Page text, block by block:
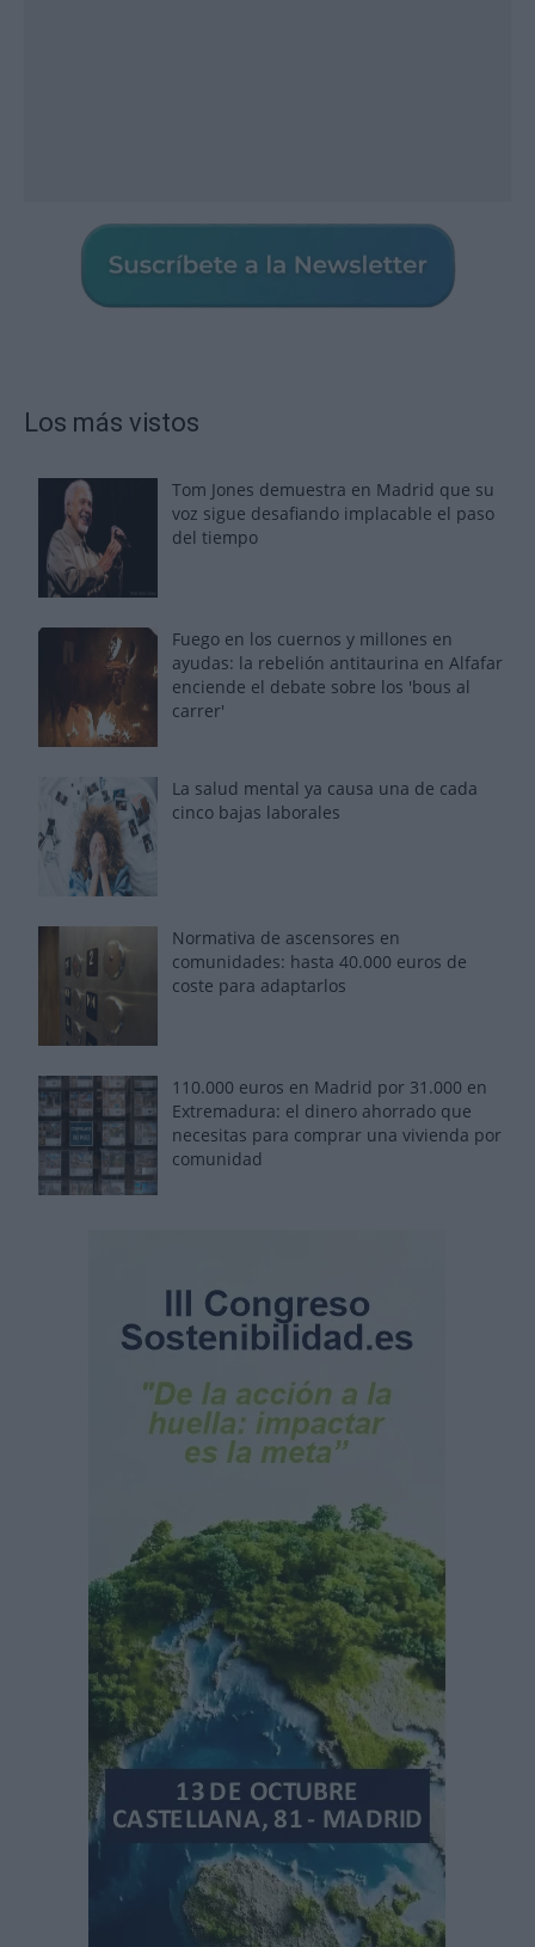
Los más vistos
Tom Jones demuestra en Madrid que su
voz sigue desafiando implacable el paso
del tiempo
Fuego en los cuernos y millones en
ayudas: la rebelión antitaurina en Alfafar
enciende el debate sobre los 'bous al
carrer'
La salud mental ya causa una de cada
cinco bajas laborales
Normativa de ascensores en
comunidades: hasta 40.000 euros de
coste para adaptarlos
110.000 euros en Madrid por 31.000 en
Extremadura: el dinero ahorrado que
necesitas para comprar una vivienda por
comunidad